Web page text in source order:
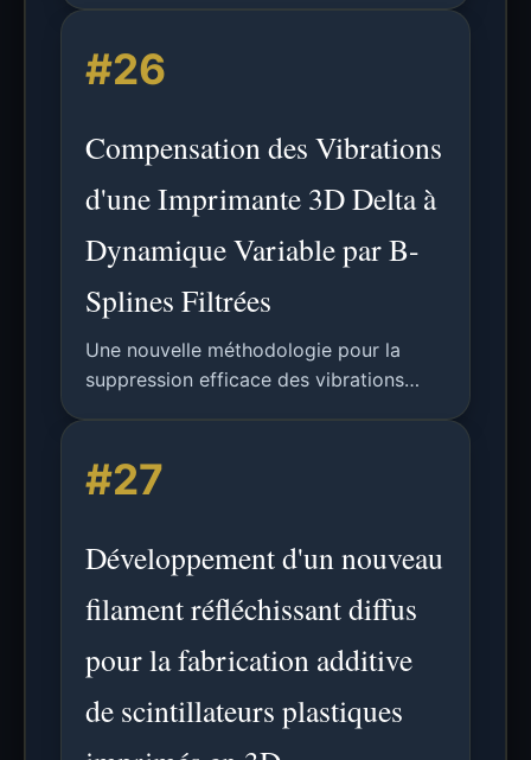
industrielles. 54 chapitres d'analyse.
#26
Compensation des Vibrations
d'une Imprimante 3D Delta à
Dynamique Variable par B-
Splines Filtrées
Une nouvelle méthodologie pour la
suppression efficace des vibrations
approximation de modèle en temps
réel, permettant une accélération des
#27
Développement d'un nouveau
filament réfléchissant diffus
pour la fabrication additive
de scintillateurs plastiques